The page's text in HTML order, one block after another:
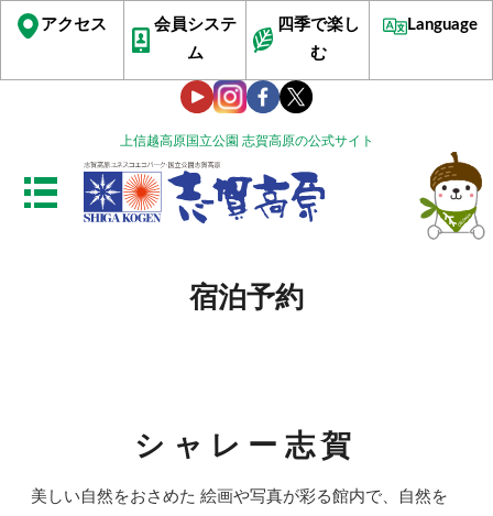
上信越高原国立公園 志賀高原の公式サイト
アクセス
会員システ
ム
四季で楽し
む
Language
宿泊予約
シャレー志賀
美しい自然をおさめた 絵画や写真が彩る館内で、自然を